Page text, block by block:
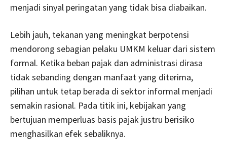
menjadi sinyal peringatan yang tidak bisa diabaikan.
Lebih jauh, tekanan yang meningkat berpotensi
mendorong sebagian pelaku UMKM keluar dari sistem
formal. Ketika beban pajak dan administrasi dirasa
tidak sebanding dengan manfaat yang diterima,
pilihan untuk tetap berada di sektor informal menjadi
semakin rasional. Pada titik ini, kebijakan yang
bertujuan memperluas basis pajak justru berisiko
menghasilkan efek sebaliknya.